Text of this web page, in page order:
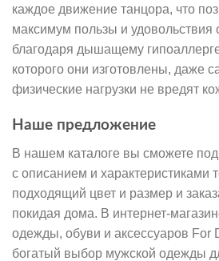
каждое движение танцора, что
максимум пользы и удовольствия
благодаря дышащему
которого они изготовлены, даже
физические нагрузки не вредят
Наше предложение
В нашем каталоге вы сможете
с описанием и характеристиками
подходящий цвет и размер и
покидая дома. В интернет-
одежды, обуви и аксессуаров For
богатый выбор мужской одежды